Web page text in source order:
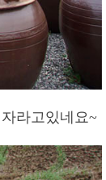
라고있네요~